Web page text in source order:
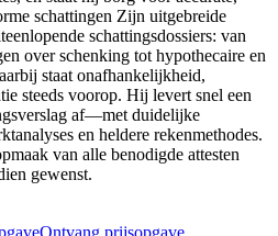
schattingen Zijn uitgebreide
schattingsdossiers: van
over schenking tot hypothecaire en
staat onafhankelijkheid,
steeds voorop. Hij levert snel een
af—met duidelijke
en heldere rekenmethodes.
van alle benodigde attesten
gewenst.